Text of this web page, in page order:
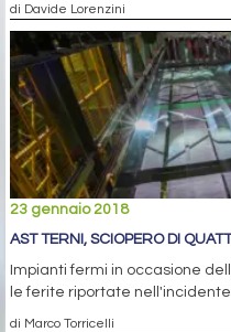
di Davide Lorenzini
23 gennaio 2018
AST TERNI, SCIOPERO DI
Impianti fermi in occasione
le ferite riportate
di Marco Torricelli